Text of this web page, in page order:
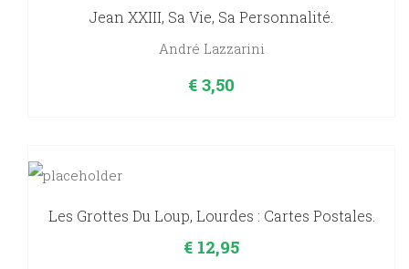
Jean XXIII, Sa Vie, Sa Personnalité.
André Lazzarini
€ 3,50
Les Grottes Du Loup, Lourdes : Cartes Postales.
€ 12,95